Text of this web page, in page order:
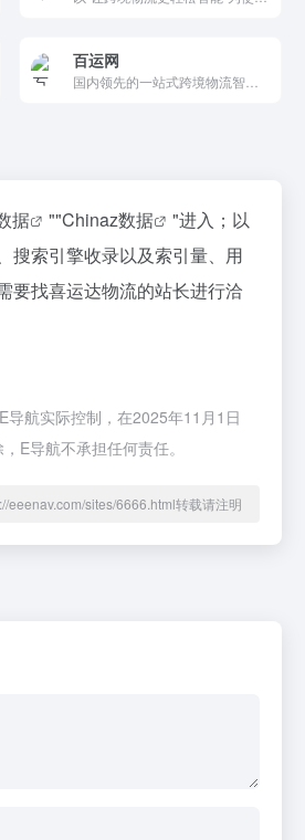
百运网
据 ""Chinaz数据
"进入；以
搜索引擎收录以及索引量、用
要找喜运达物流的站长进行洽
航实际控制，在2025年11月1日
E导航不承担任何责任。
eeenav.com/sites/6666.html转载请注明